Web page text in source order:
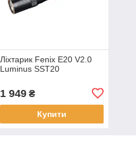
Ліхтарик Fenix E20 V2.0
Luminus SST20
1 949₴
Купити